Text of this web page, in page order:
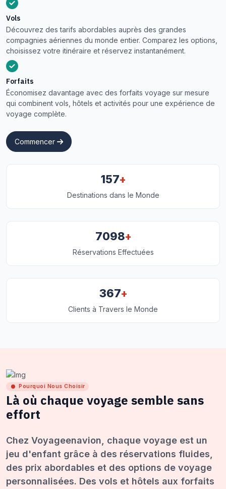
Vols
Découvrez des tarifs abordables auprès des grandes
compagnies aériennes du monde entier. Comparez les options,
choisissez votre itinéraire et réservez instantanément.
Forfaits
Économisez davantage avec des forfaits voyage sur mesure
qui combinent vols, hôtels et activités pour une expérience de
voyage complète.
Commencer
157+
Destinations dans le Monde
7098+
Réservations Effectuées
367+
Clients à Travers le Monde
Pourquoi Nous Choisir
Là où chaque voyage semble sans
effort
Chez Voyageenavion, chaque voyage est un
jeu d'enfant grâce à des réservations fluides,
des prix abordables et des options de voyage
personnalisées. Des vols et hôtels aux forfaits